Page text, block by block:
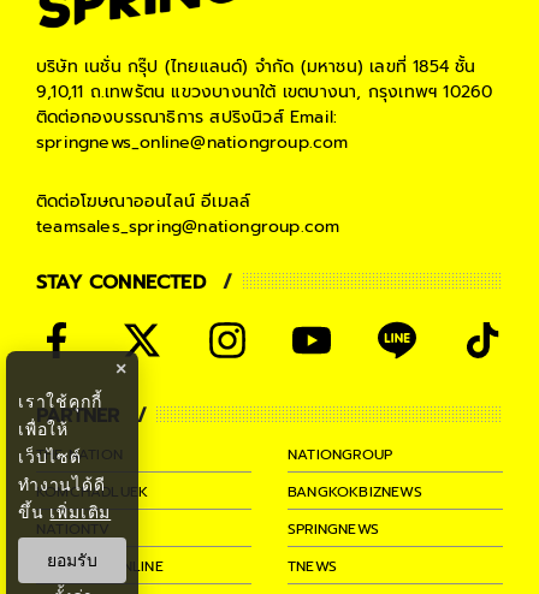
บริษัท เนชั่น กรุ๊ป (ไทยแลนด์) จำกัด (มหาชน) เลขที่ 1854 ชั้น
9,10,11 ถ.เทพรัตน แขวงบางนาใต้ เขตบางนา, กรุงเทพฯ 10260
ติดต่อกองบรรณาธิการ สปริงนิวส์Email:
springnews_online@nationgroup.com
ติดต่อโฆษณาออนไลน์ อีเมลล์
teamsales_spring@nationgroup.com
STAY CONNECTED
PARTNER
THE NATION
NATIONGROUP
KOMCHADLUEK
BANGKOKBIZNEWS
NATIONTV
SPRINGNEWS
THAINEWSONLINE
TNEWS
×
เราใช้คุกกี้
เพื่อให้
เว็บไซต์
ทำงานได้ดี
ขึ้น เพิ่มเติม
ยอมรับ